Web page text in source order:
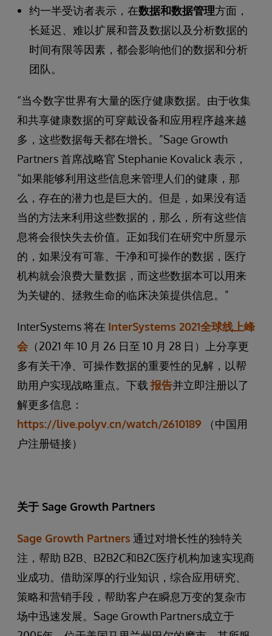
约一半受访者表示，在数据和数据管理方面，
长延迟、难以扩展和普及数据以及分析数据的
时间有限等因素，都会影响他们的数据和分析
团队。
“当今数字世界有大量的医疗健康数据。由于收集
和共享健康数据的可穿戴设备和应用程序越来越
多，这些数据每天都在增长。”Sage Growth
Partners 首席战略官 Stephanie Kovalick 表示，
“如果能够利用这些信息来管理人们的健康，那
么，存在的潜力也是巨大的。但是，如果没有适
当的方法来利用这些数据的，那么，所有这些信
息将会很快失去价值。正如我们在研究中所显示
的，如果没有可靠、干净和可操作的数据，医疗
机构就会浪费大量数据，而这些数据本可以用来
为关键的、拯救生命的临床决策提供信息。”
InterSystems 将在 InterSystems 2021全球线上峰
会 （2021 年 10 月 26 日至 10 月 28 日）上分享更
多有关干净、可操作数据的重要性的见解，以帮
助用户实现战略重点。下载 报告并立即注册以了
解更多信息：
https://live.polyv.cn/watch/2610189 （中国用
户注册链接）
关于 Sage Growth Partners
Sage Growth Partners 通过对增长性的独特关
注，帮助 B2B、B2B2C和B2C医疗机构加速实现商
业成功。借助深厚的行业知识，综合应用研究、
策略和营销手段，帮助客户在瞬息万变的复杂市
场中迅速发展。Sage Growth Partners成立于